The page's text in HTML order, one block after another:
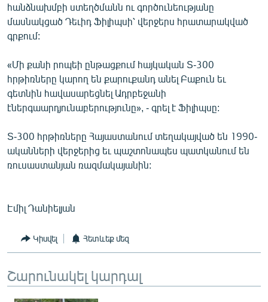
հանձնախմբի ստեղծմանն ու գործունեությանը
մասնակցած Դեւիդ Ֆիլիպսի՝ վերջերս հրատարակված
գրքում:
«Մի քանի րոպեի ընթացքում հայկական S-300
հրթիռները կարող են քարուքանդ անել Բաքուն եւ
գետնին հավասարեցնել Ադրբեջանի
էներգաարդյունաբերությունը», - գրել է Ֆիլիպսը:
S-300 հրթիռները Հայաստանում տեղակայված են 1990-
ականների վերջերից եւ պաշտոնապես պատկանում են
ռուսաստանյան ռազմակայանին:
Էմիլ Դանիելյան
Կիսվել Հետևեք մեզ
Շարունակել կարդալ